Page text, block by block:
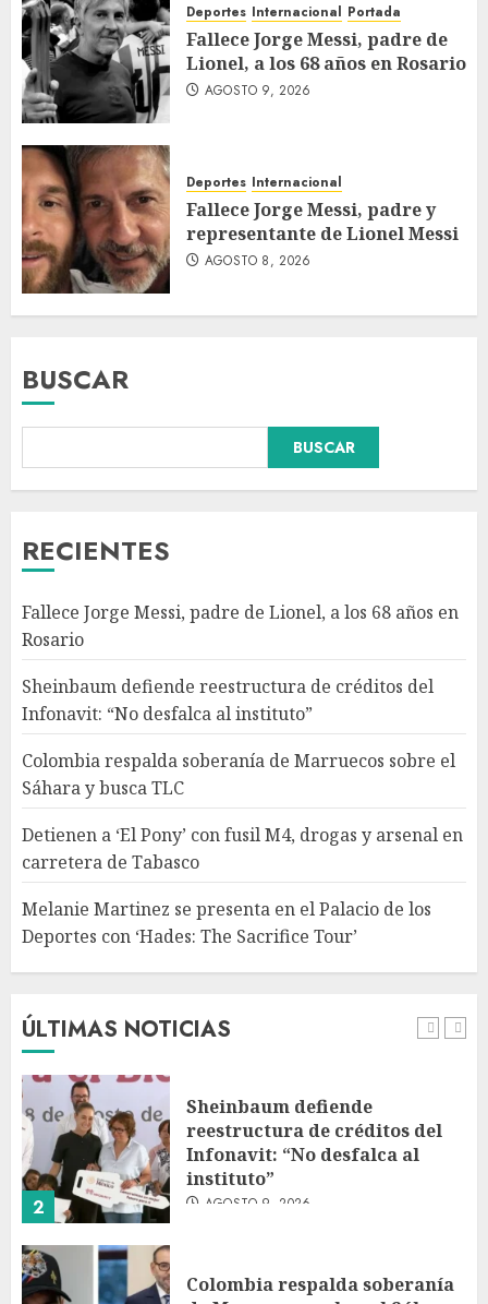
Deportes Internacional Portada
Fallece Jorge Messi, padre de
Lionel, a los 68 años en Rosario
AGOSTO 9, 2026
Deportes Internacional
Fallece Jorge Messi, padre y
representante de Lionel Messi
AGOSTO 8, 2026
BUSCAR
BUSCAR
RECIENTES
Fallece Jorge Messi, padre de Lionel, a los 68 años en
Rosario
Sheinbaum defiende reestructura de créditos del
Infonavit: “No desfalca al instituto”
Colombia respalda soberanía de Marruecos sobre el
Sáhara y busca TLC
Detienen a ‘El Pony’ con fusil M4, drogas y arsenal en
carretera de Tabasco
Melanie Martinez se presenta en el Palacio de los
Deportes con ‘Hades: The Sacrifice Tour’
ÚLTIMAS NOTICIAS
Colombia respalda soberanía
de Marruecos sobre el Sáhara
4
Detienen a ‘El Pony’ con fusil
M4, drogas y arsenal en
5
Melanie Martinez se presenta
con ‘Hades: The Sacrifice Tour’
AGOSTO 9, 2026
1
Lionel, a los 68 años en Rosario
2
Sheinbaum defiende
reestructura de créditos del
Infonavit: “No desfalca al
instituto”
AGOSTO 9, 2026
Colombia respalda soberanía